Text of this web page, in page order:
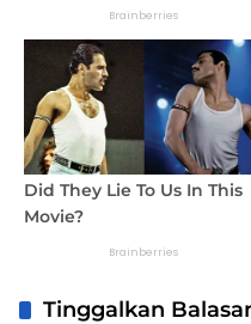
Tinggalkan